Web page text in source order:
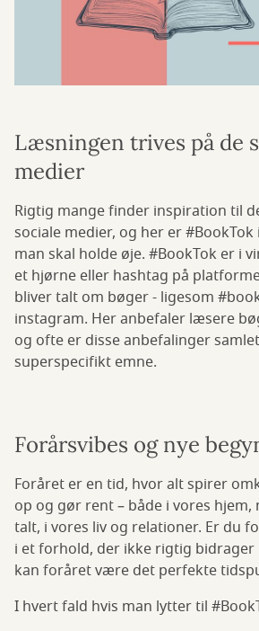
Læsningen trives på de
medier
Rigtig mange finder inspiration til
sociale medier, og her er
man skal holde øje. #BookTok er i
et hjørne eller hashtag på
bliver talt om bøger - ligesom
instagram. Her anbefaler læsere
og ofte er disse anbefalinger
superspecifikt emne.
Forårsvibes og nye
Foråret er en tid, hvor alt spirer
op og gør rent – både i vores
talt, i vores liv og relationer. Er du
i et forhold, der ikke rigtig
kan foråret være det perfekte
I hvert fald hvis man lytter til